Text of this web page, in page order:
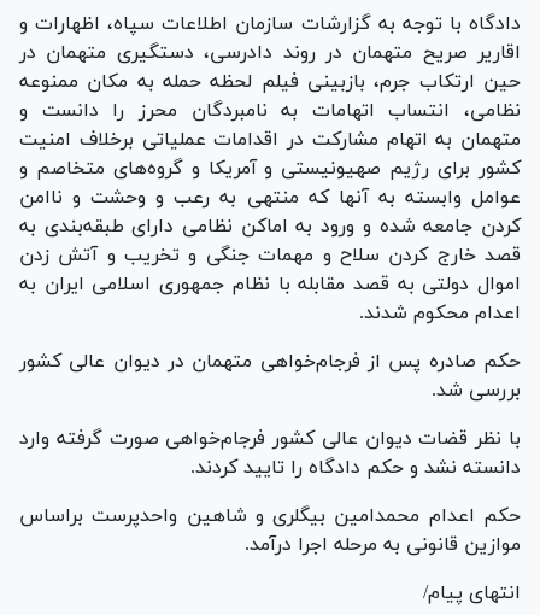
دادگاه با توجه به گزارشات سازمان اطلاعات سپاه، اظهارات و
اقاریر صریح متهمان در روند دادرسی، دستگیری متهمان در
حین ارتکاب جرم، بازبینی فیلم لحظه حمله به مکان ممنوعه
نظامی، انتساب اتهامات به نامبردگان محرز را دانست و
متهمان به اتهام مشارکت در اقدامات عملیاتی برخلاف امنیت
کشور برای رژیم صهیونیستی و آمریکا و گروه‌های متخاصم و
عوامل وابسته به آنها که منتهی به رعب و وحشت و ناامن
کردن جامعه شده و ورود به اماکن نظامی دارای طبقه‌بندی به
قصد خارج کردن سلاح و مهمات جنگی و تخریب و آتش زدن
اموال دولتی به قصد مقابله با نظام جمهوری اسلامی ایران به
اعدام محکوم شدند.
حکم صادره پس از فرجام‌خواهی متهمان در دیوان عالی کشور
بررسی شد.
با نظر قضات دیوان عالی کشور فرجام‌خواهی صورت گرفته وارد
دانسته نشد و حکم دادگاه را تایید کردند.
حکم اعدام محمدامین بیگلری و شاهین واحدپرست براساس
موازین قانونی به مرحله اجرا درآمد.
انتهای پیام/